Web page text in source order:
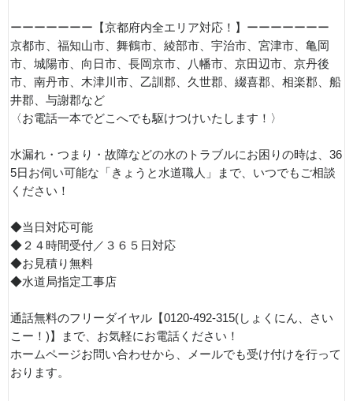
ーーーーーーー【京都府内全エリア対応！】ーーーーーーー
京都市、福知山市、舞鶴市、綾部市、宇治市、宮津市、亀岡
市、城陽市、向日市、長岡京市、八幡市、京田辺市、京丹後
市、南丹市、木津川市、乙訓郡、久世郡、綴喜郡、相楽郡、船
井郡、与謝郡など
〈お電話一本でどこへでも駆けつけいたします！〉
水漏れ・つまり・故障などの水のトラブルにお困りの時は、36
5日お伺い可能な「きょうと水道職人」まで、いつでもご相談
ください！
◆当日対応可能
◆２４時間受付／３６５日対応
◆お見積り無料
◆水道局指定工事店
通話無料のフリーダイヤル【0120-492-315(しょくにん、さい
こー！)】まで、お気軽にお電話ください！
ホームページお問い合わせから、メールでも受け付けを行って
おります。